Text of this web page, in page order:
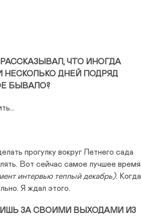
ЧТО ИНОГДА
НЕСКОЛЬКО ДНЕЙ ПОДРЯД
БЫВАЛО?
прогулку вокруг Летнего сада
Вот сейчас самое лучшее время
интервью теплый декабрь). Когда
Я ждал этого.
ЗА СВОИМИ ВЫХОДАМИ ИЗ